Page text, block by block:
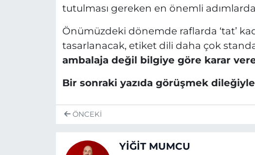
tutulması gereken en önemli
Önümüzdeki dönemde raflarda ‘tat’
tasarlanacak, etiket dili daha çok
ambalaja değil bilgiye göre karar
Bir sonraki yazıda görüşmek
ÖNCEKI
YİĞİT MUMCU